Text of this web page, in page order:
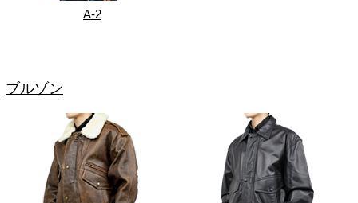
A-2
ブルゾン